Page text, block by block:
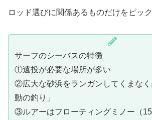
ロッド選びに関係あるものだけをピッ
サーフのシーバスの特徴
①遠投が必要な場所が多い
②広大な砂浜をランガンしてくまな
動の釣り」
③ルアーはフローティングミノー（